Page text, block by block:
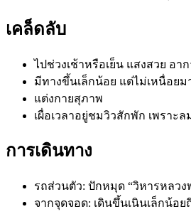
เคล็ดลับ
ไปช่วงเช้าหรือเย็น แสงสวย อา
มีทางขึ้นเล็กน้อย แต่ไม่เหนื่อยม
แต่งกายสุภาพ
เผื่อเวลาอยู่ชมวิวสักพัก เพราะ
การเดินทาง
รถส่วนตัว: ปักหมุด “วิหารหลว
จากจุดจอด: เดินขึ้นเนินเล็กน้อย